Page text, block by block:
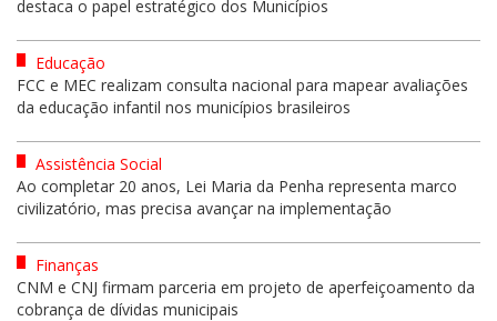
destaca o papel estratégico dos Municípios
Educação
FCC e MEC realizam consulta nacional para mapear avaliações
da educação infantil nos municípios brasileiros
Assistência Social
Ao completar 20 anos, Lei Maria da Penha representa marco
civilizatório, mas precisa avançar na implementação
Finanças
CNM e CNJ firmam parceria em projeto de aperfeiçoamento da
cobrança de dívidas municipais